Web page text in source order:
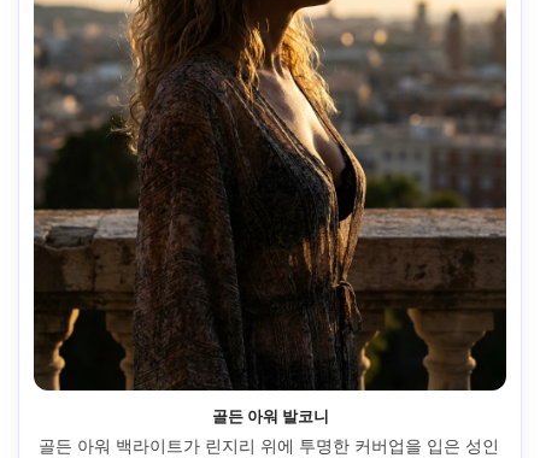
골든 아워 발코니
골든 아워 백라이트가 린지리 위에 투명한 커버업을 입은 성인